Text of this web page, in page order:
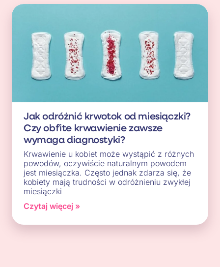
Jak odróżnić krwotok od miesiączki?
Czy obfite krwawienie zawsze
wymaga diagnostyki?
Krwawienie u kobiet może wystąpić z różnych
powodów, oczywiście naturalnym powodem
jest miesiączka. Często jednak zdarza się, że
kobiety mają trudności w odróżnieniu zwykłej
miesiączki
Czytaj więcej »